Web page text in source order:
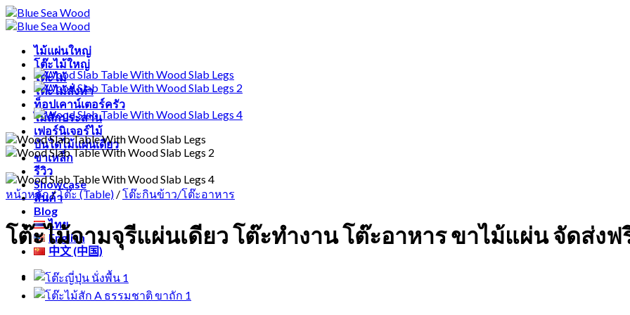
Skip
to
ไม้แผ่นใหญ่
โต๊ะไม้ใหญ่
โต๊ะไม้
โต๊ะไม้สั่งทำ
ท็อปเคาน์เตอร์ครัว
ไม้สักประสาน
เฟอร์นิเจอร์ไม้
บันไดไม้แผ่นเดียว
ขาเหล็ก
รีวิว
Showcase
สินค้า
Blog
ไทย
English
中文 (中国)
หน้าหลัก/โต๊ะ (Table) /โต๊ะกินข้าว/โต๊ะอาหาร
โต๊ะไม้จามจุรีแผ่นเดียว โต๊ะทำงาน โต๊ะอาหาร ขาไม้แผ่น จัดส่งฟ